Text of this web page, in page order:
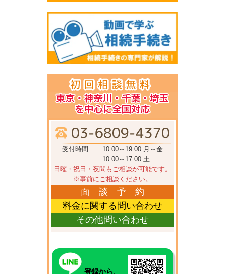
受付時間
10:00～19:00 月～金
10:00～17:00 土
日曜・祝日・夜間もご相談が可能です。
※事前にご相談ください。
面 談 予 約
料金に関する問い合わせ
その他問い合わせ
登録から、